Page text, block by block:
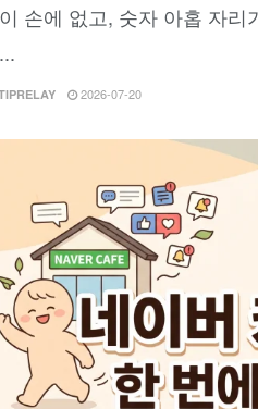
손에 없고, 숫자 아홉 자리
2026-07-20